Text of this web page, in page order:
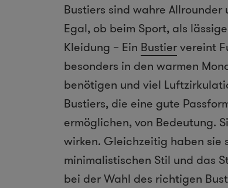
Bustiers sind wahre
Egal, ob beim Sport, als
Kleidung – Ein Bustiervereint
besonders in den warmen
benötigen und viel
Bustiers, die eine gute
ermöglichen, von Bedeutung.
wirken. Gleichzeitig haben sie
minimalistischen Stil und das
bei der Wahl des richtigen